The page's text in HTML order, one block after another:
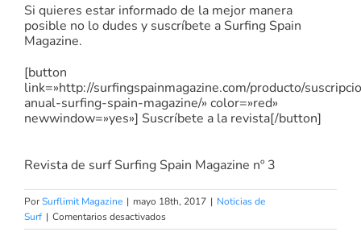
Si quieres estar informado de la mejor manera
posible no lo dudes y suscríbete a Surfing Spain
Magazine.
[button
link=»http://surfingspainmagazine.com/producto/
anual-surfing-spain-magazine/» color=»red»
newwindow=»yes»] Suscríbete a la revista[/button]
Revista de surf Surfing Spain Magazine nº 3
PorSurflimit Magazine | mayo 18th, 2017 | Noticias de
Surf | Comentarios desactivadosen
Vuelve